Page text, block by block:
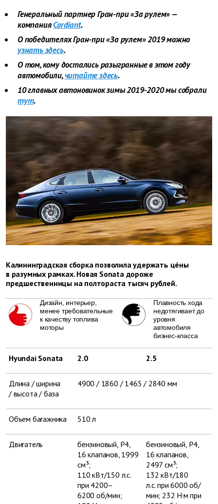
Генеральный партнер Гран-при «За рулем» —
компания Cordiant.
О победителях Гран-при «За рулем» 2019 можно
узнать здесь.
О том, кому достались разыгранные в этом году
автомобили, читайте здесь.
10 главных автоновинок зимы 2019-2020 мы собрали
тут.
Калининградская сборка позволила удержать цéны
в разумных рамках. Новая Sonata дороже
предшественницы на полтораста тысяч рублей.
Дизайн, интерьер,
менее требовательные
к качеству топлива
моторы
Плавность хода
недотягивает до
уровня
автомобиля
бизнес-класса
Hyundai Sonata 2.0 2.5
Длина / ширина
/ высота / база
4900 / 1860 / 1465 / 2840 мм
Объем багажника 510 л
Двигатель
бензиновый, Р4,
16 клапанов, 1999
см³;
110 кВт/150 л.с.
при 4200–
6200 об/мин;
бензиновый, Р4,
16 клапанов,
2497 см³;
132 кВт/180
л.с. при 6000 об/
мин; 232 Н·м при